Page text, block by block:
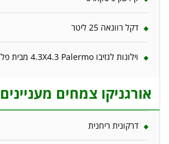
דקל רוונאה 25 ליטר
וילונות לגזיבו 4.3X4.3 Palermo מבית פלרם – Canopia
אורגניקו צמחים מעניינים
דרקונית ריחנית